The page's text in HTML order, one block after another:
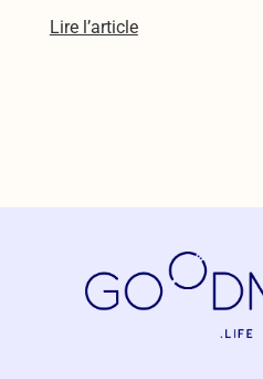
Lire l’article